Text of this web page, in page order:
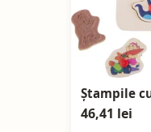
Ștampile
46,41 lei